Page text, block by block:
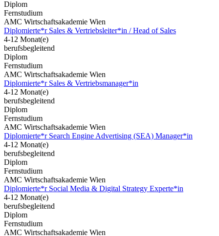
Diplom
Fernstudium
AMC Wirtschaftsakademie Wien
Diplomierte*r Sales & Vertriebsleiter*in / Head of Sales
4-12 Monat(e)
berufsbegleitend
Diplom
Fernstudium
AMC Wirtschaftsakademie Wien
Diplomierte*r Sales & Vertriebsmanager*in
4-12 Monat(e)
berufsbegleitend
Diplom
Fernstudium
AMC Wirtschaftsakademie Wien
Diplomierte*r Search Engine Advertising (SEA) Manager*in
4-12 Monat(e)
berufsbegleitend
Diplom
Fernstudium
AMC Wirtschaftsakademie Wien
Diplomierte*r Social Media & Digital Strategy Experte*in
4-12 Monat(e)
berufsbegleitend
Diplom
Fernstudium
AMC Wirtschaftsakademie Wien